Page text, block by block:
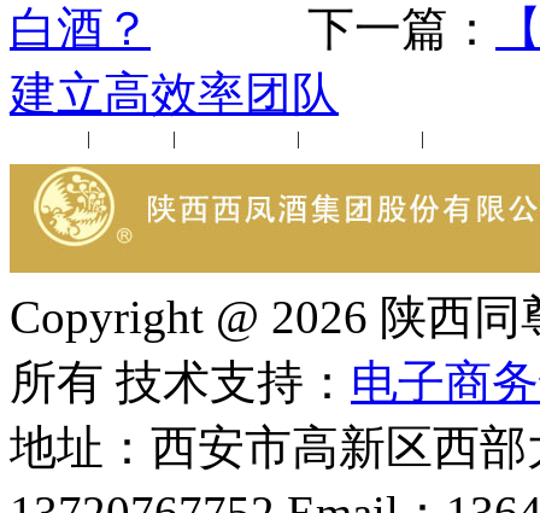
白酒？
下一篇：
建立高效率团队
| | | |
Copyright @ 2026 陕西
所有 技术支持： 电子商
地址：西安市高新区西